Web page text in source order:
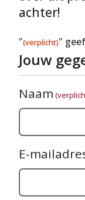
achter!
"(verplicht)"
Jouw
Naam
E-